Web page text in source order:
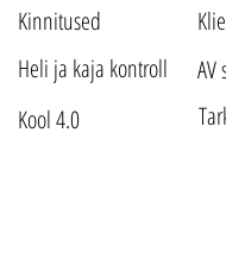
Heli ja kaja kontroll
Kinnitused
Kool 4.0